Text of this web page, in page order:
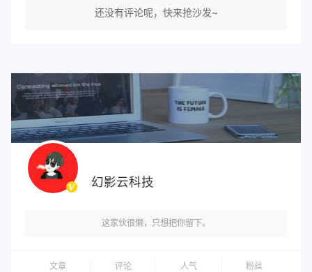
还没有评论呢，快来抢沙发~
幻影云科技
这家伙很懒，只想把你留下。
文章 评论 人气 粉丝